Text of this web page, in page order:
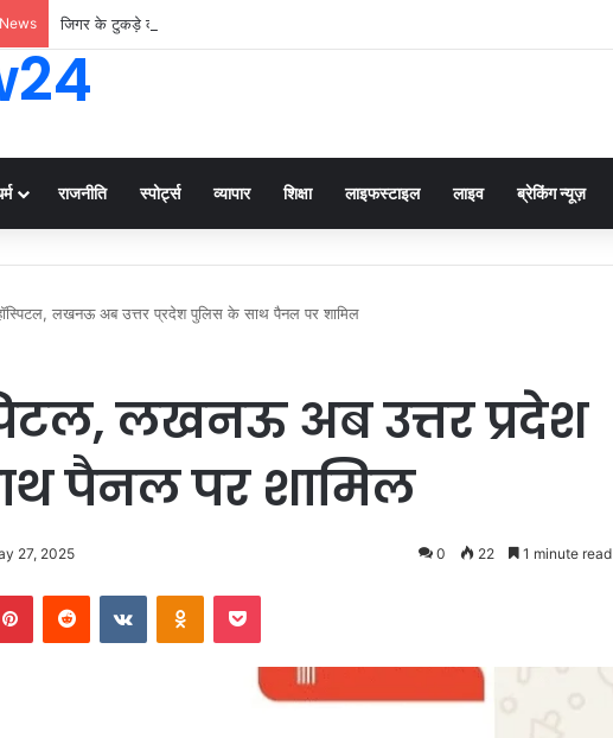
जिगर के टुकड़े की सांसें बचाने की जंग/बेबस पिता की मार्मिक गुहार
राजनीति स्पोर्ट्स व्यापार शिक्षा लाइफस्टाइल लाइव ब्रेकिंग न्यूज़
लखनऊ अब उत्तर प्रदेश पुलिस के साथ पैनल पर शामिल
लखनऊ अब उत्तर प्रदेश
पैनल पर शामिल
27, 2025 0 22 1 minute read